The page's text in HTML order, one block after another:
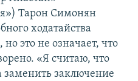
Тарон Симонян
ходатайства
это не означает, что
«Я считаю, что
заменить заключение